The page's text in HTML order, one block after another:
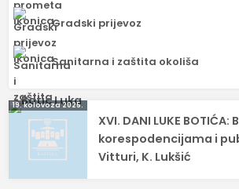
Gradski prijevoz
Sanitarna i zaštita okoliša
Navigacija
objava
19. kolovoza 2025.
XVI. DANI LUKE BOTIĆA:
korespodencijama i
Vitturi, K. Lukšić